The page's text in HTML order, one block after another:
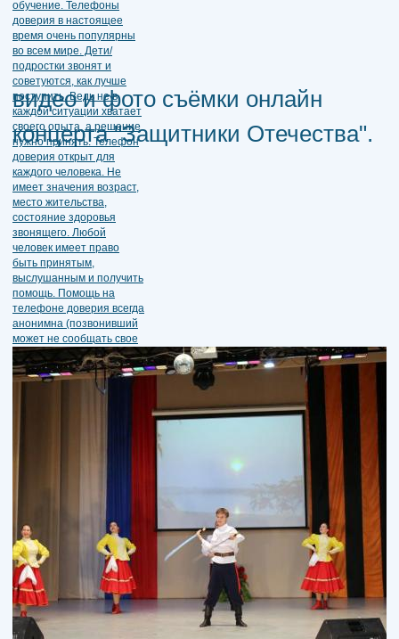
видео и фото съёмки онлайн
концерта "Защитники Отечества".